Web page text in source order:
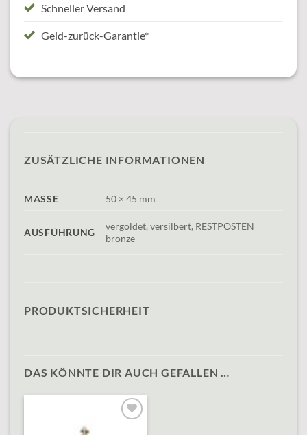
Schneller Versand
Geld-zurück-Garantie*
ZUSÄTZLICHE INFORMATIONEN
MASSE 50 × 45 mm
AUSFÜHRUNG
vergoldet, versilbert, RESTPOSTEN
bronze
PRODUKTSICHERHEIT
DAS KÖNNTE DIR AUCH GEFALLEN …